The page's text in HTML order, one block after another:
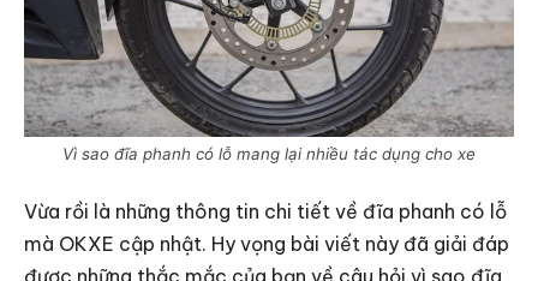
Vì sao đĩa phanh có lỗ mang lại nhiều tác dụng cho xe
Vừa rồi là những thông tin chi tiết về đĩa phanh có lỗ
mà OKXE cập nhật. Hy vọng bài viết này đã giải đáp